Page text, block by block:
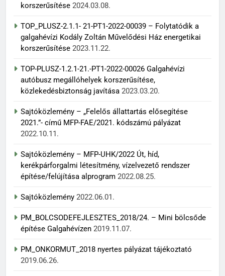
korszerűsítése 2024.03.08.
TOP_PLUSZ-2.1.1- 21-PT1-2022-00039 – Folytatódik a
galgahévízi Kodály Zoltán Művelődési Ház energetikai
korszerűsítése 2023.11.22.
TOP-PLUSZ-1.2.1-21.-PT1-2022-00026 Galgahévízi
autóbusz megállóhelyek korszerűsítése,
közlekedésbiztonság javítása 2023.03.20.
Sajtóközlemény – „Felelős állattartás elősegítése
2021.”- című MFP-FAE/2021. kódszámú pályázat
2022.10.11.
Sajtóközlemény – MFP-UHK/2022 Út, híd,
kerékpárforgalmi létesítmény, vízelvezető rendszer
építése/felújítása alprogram 2022.08.25.
Sajtóközlemény 2022.06.01.
PM_BOLCSODEFEJLESZTES_2018/24. – Mini bölcsőde
építése Galgahévízen 2019.11.07.
PM_ONKORMUT_2018 nyertes pályázat tájékoztató
2019.06.26.